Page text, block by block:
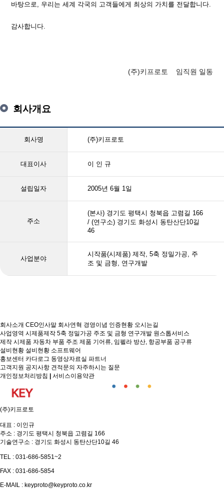
바탕으로, 우리는 세계 각국의 고객들에게 최상의 가치를 전달합니다.
감사합니다.
(주)키프로토 임직원 일동
회사개요
회사명 (주)키프로토
대표이사 이 인 규
설립일자 2005년 6월 1일
주소
(본사) 경기도 평택시 청북읍 고렴길 166
/ (연구소) 경기도 화성시 동탄산단10길
46
사업분야
시작품(시제품) 제작, 5축 정밀가공, 주
조 및 금형, 연구개발
회사소개 CEO인사말 회사연혁 경영이념 인증현황 오시는길
사업영역 시제품제작 5축 정밀가공 주조 및 금형 연구개발 원스톱서비스
제작 시제품 자동차 부품 주조 제품 기어류, 임펠라 방산, 항공부품 공구류
설비현황 설비현황 소프트웨어
홍보센터 카다로그 동영상자료실 파트너
고객지원 공지사항 견적문의 자주하시는 질문
개인정보처리방침
서비스이용약관
(주)키프로토
대표 : 이인규
주소 : 경기도 평택시 청북읍 고렴길 166
기술연구소 : 경기도 화성시 동탄산단10길 46
TEL : 031-686-5851~2
FAX : 031-686-5854
E-MAIL : keyproto@keyproto.co.kr